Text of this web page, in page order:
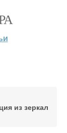
из зеркал